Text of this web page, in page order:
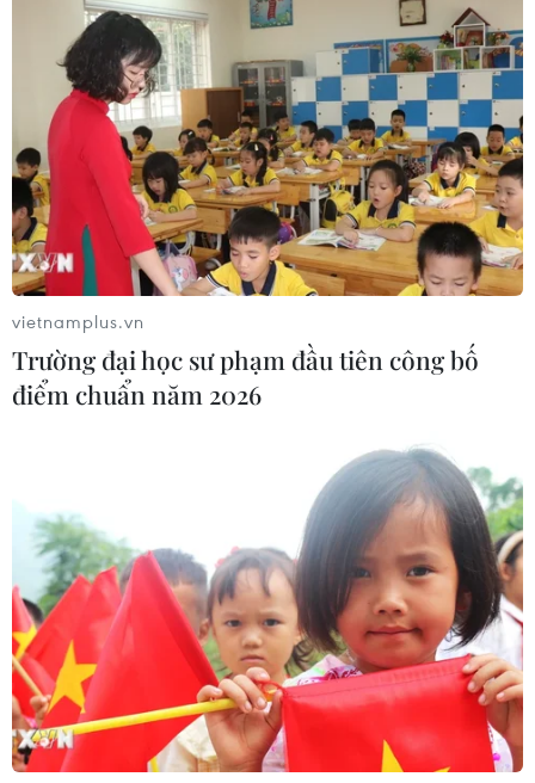
bại' trên sân San Siro
08/11/2021 02:42
Với kết quả hòa 1-1 trên sân San Srio tại vòng 12, AC
Milan và Inter níu chân nhau ở vị trí thứ 2 và 3 trên bảng
xếp hạng Serie A mùa này, đứng sau Napoli.
'Hạ gục nhanh' Sassuolo, AC Milan vô địch
Serie A sau 11 năm chờ đợi
23/05/2022 00:33
Tiền đạo người Pháp Olivier Giroud đã tỏa sáng để
giúp AC Milan "hạ gục nhanh" Sassuolo trong trận quyết
vietnamplus.vn
Trường đại học sư phạm đầu tiên công bố
điểm chuẩn năm 2026